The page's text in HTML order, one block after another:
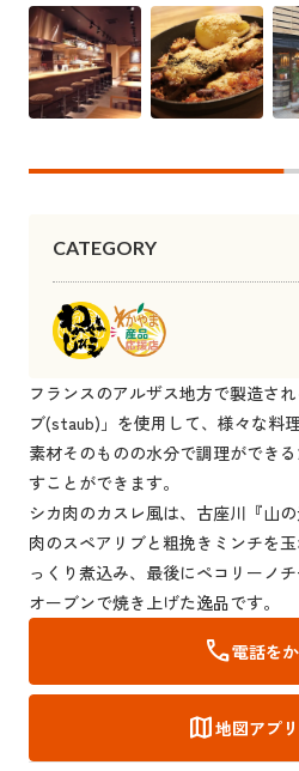
CATEGORY
フランスのアルザス地方で製造さ
ブ(staub)」を使用して、様々な料
素材そのものの水分で調理ができ
すことができます。
シカ肉のカスレ風は、古座川『山
肉のスペアリブと粗挽きミンチを
っくり煮込み、最後にペコリーノ
オーブンで焼き上げた逸品です。
call電話を
map地図アプ